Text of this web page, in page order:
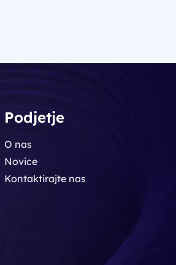
Podjetje
O nas
Novice
Kontaktirajte nas